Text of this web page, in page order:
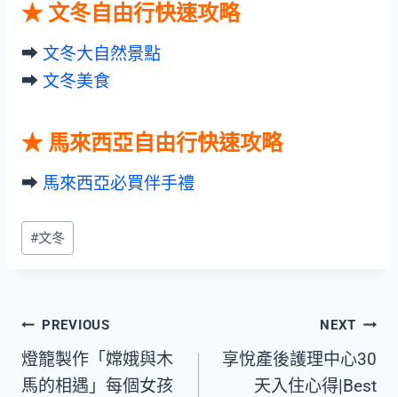
★ 文冬自由行快速攻略
➡︎ 文冬大自然景點
➡︎ 文冬美食
★ 馬來西亞自由行快速攻略
➡︎ 馬來西亞必買伴手禮
Post
Tags:
#文冬
Post
navigation
PREVIOUS
燈籠製作「嫦娥與木
馬的相遇」每個女孩
NEXT
享悅產後護理中心30
天入住心得|Best